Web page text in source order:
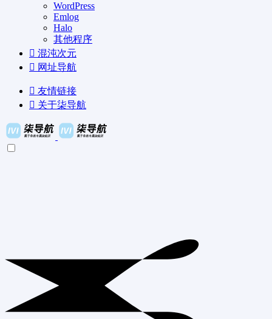
WordPress
Emlog
Halo
其他程序
混沌次元
网址导航
友情链接
关于柒导航